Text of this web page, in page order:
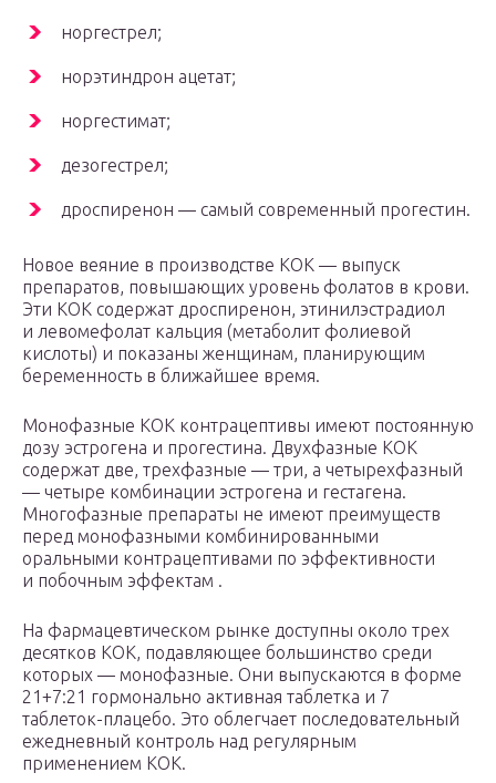
норгестрел;
норэтиндрон ­ацетат;
­норгестимат;
дезогестрел;
дроспиренон — самый современный ­прогестин.
Новое веяние в производстве КОК — выпуск
препаратов, повышающих уровень фолатов в крови.
Эти КОК содержат дроспиренон, этинилэстрадиол
и левомефолат кальция (метаболит фолиевой
кислоты) и показаны женщинам, планирующим
беременность в ближайшее ­время.
Монофазные КОК контрацептивы имеют постоянную
дозу эстрогена и прогестина. Двухфазные КОК
содержат две, трехфазные — три, а четырехфазный
— четыре комбинации эстрогена и гестагена.
Многофазные препараты не имеют преимуществ
перед монофазными комбинированными
оральными контрацептивами по эффективности
и побочным эффектам .
На фармацевтическом рынке доступны около трех
десятков КОК, подавляющее большинство среди
которых — монофазные. Они выпускаются в форме
21+7:21 гормонально активная таблетка и 7
таблеток-плацебо. Это облегчает последовательный
ежедневный контроль над регулярным
применением ­КОК.